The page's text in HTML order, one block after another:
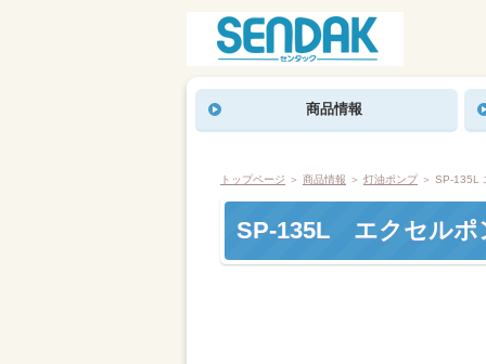
商品情報
トップページ ＞ 商品情報 ＞ 灯油ポンプ＞ SP-135L
SP-135L エクセルポ